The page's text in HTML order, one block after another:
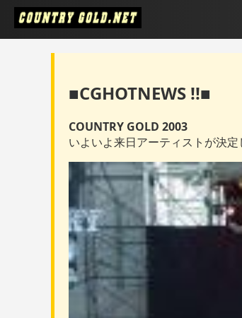
■CGHOTNEWS !!■
COUNTRY GOLD 2003
いよいよ来日アーティストが決